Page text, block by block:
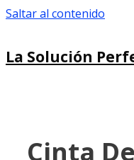
Saltar al contenido
La Solución
Cinta